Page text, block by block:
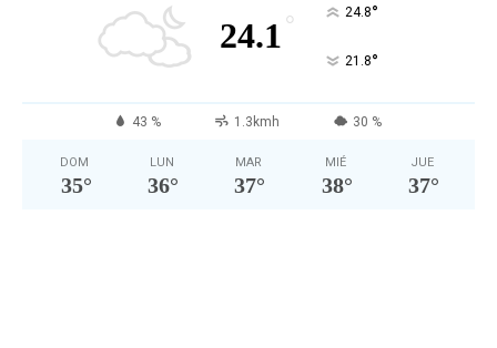
24.1 ° 24.8°
21.8°
43 % 1.3kmh 30 %
DOM
35°
LUN
36°
MAR
37°
MIÉ
38°
JUE
37°